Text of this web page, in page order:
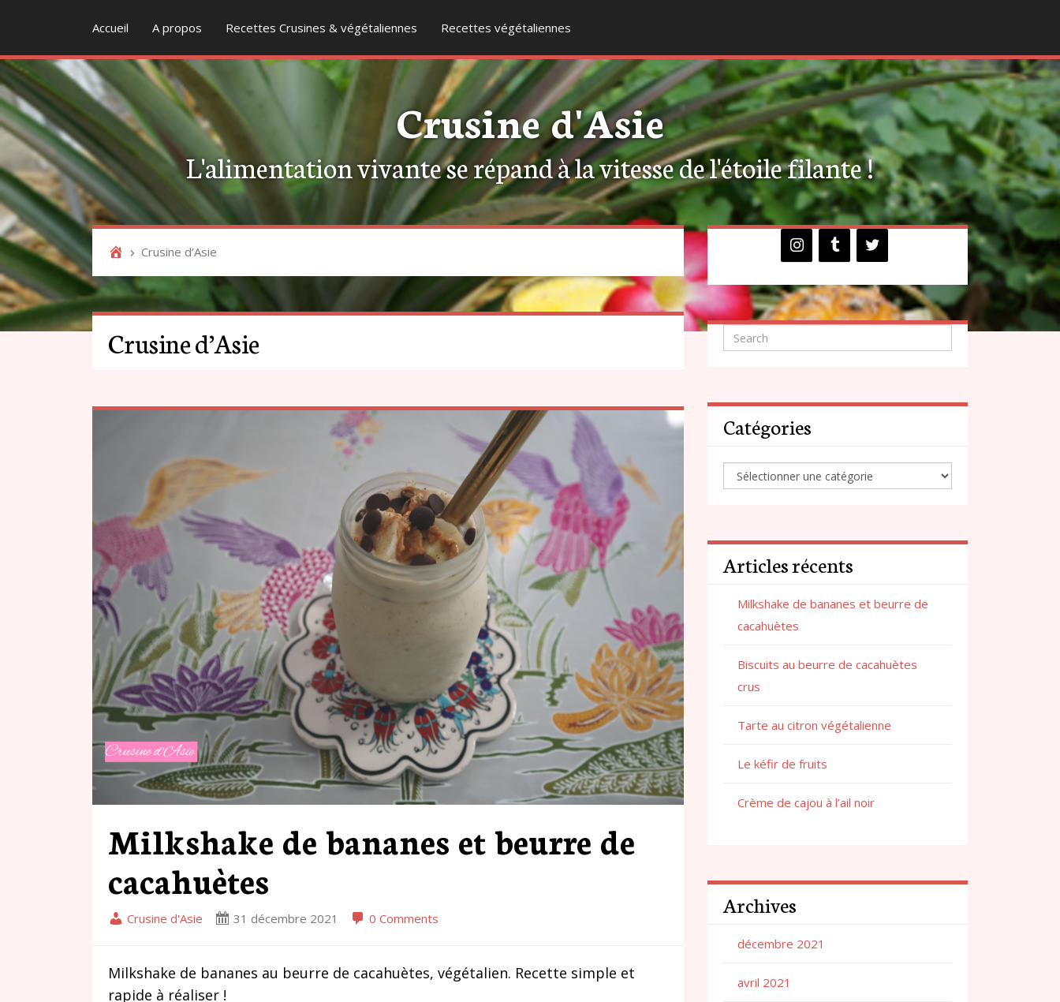
Accueil A propos Recettes Crusines & végétaliennes Recettes végétaliennes
Crusine d'Asie
L'alimentation vivante se répand à la vitesse de l'étoile filante !
Crusine d’Asie
Crusine d’Asie
Milkshake de bananes et beurre de
cacahuètes
Crusine d'Asie 31 décembre 2021 0 Comments
Milkshake de bananes au beurre de cacahuètes, végétalien. Recette simple et
rapide à réaliser !
Catégories
Articles récents
Milkshake de bananes et beurre de
cacahuètes
Biscuits au beurre de cacahuètes
crus
Tarte au citron végétalienne
Le kéfir de fruits
Crème de cajou à l’ail noir
Archives
décembre 2021
avril 2021